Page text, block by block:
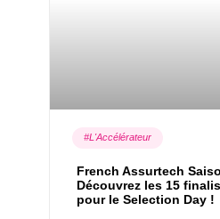
#L'Accélérateur
French Assurtech
Découvrez les 15
pour le Selection Day !